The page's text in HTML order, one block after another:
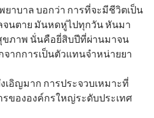
าบาล บอกว่า การที่จะมีชีวิตเป็น
จนตาย มันหดหู่ไปทุกวัน หันมา
ภาพ นั่นคือยี่สิบปีที่ผ่านมาจน
จากการเป็นตัวแทนจำหน่ายยา
เอิญมาก การประจวบเหมาะที่
ขององค์กรใหญ่ระดับประเทศ